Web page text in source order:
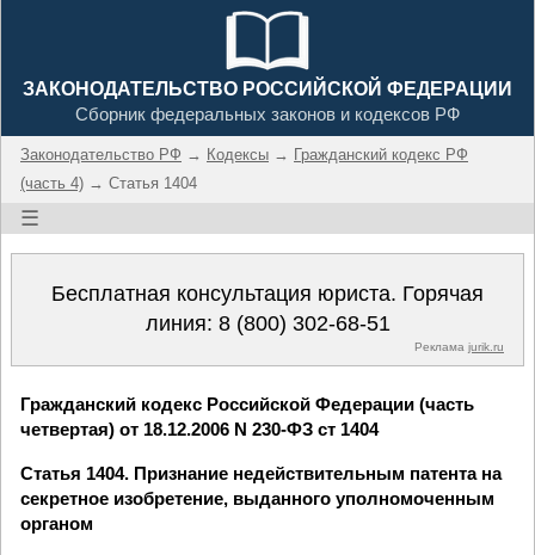
ЗАКОНОДАТЕЛЬСТВО РОССИЙСКОЙ ФЕДЕРАЦИИ
Сборник федеральных законов и кодексов РФ
Законодательство РФ → Кодексы → Гражданский кодекс РФ
(часть 4) → Статья 1404
☰
Бесплатная консультация юриста. Горячая
линия: 8 (800) 302-68-51
Реклама jurik.ru
Гражданский кодекс Российской Федерации (часть
четвертая) от 18.12.2006 N 230-ФЗ ст 1404
Статья 1404. Признание недействительным патента на
секретное изобретение, выданного уполномоченным
органом